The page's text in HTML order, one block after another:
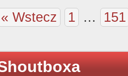
« Wstecz 1 … 151